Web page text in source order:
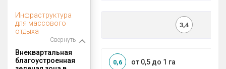
Инфраструктура
для массового
отдыха
Свернуть
3,4
Внеквартальная
благоустроенная
от 0,5 до 1 га
0,6